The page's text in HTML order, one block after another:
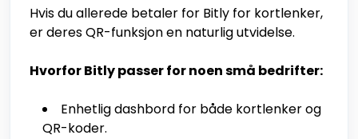
Hvis du allerede betaler for Bitly for kortlenker,
er deres QR-funksjon en naturlig utvidelse.
Hvorfor Bitly passer for noen små bedrifter:
Enhetlig dashbord for både kortlenker og
QR-koder.